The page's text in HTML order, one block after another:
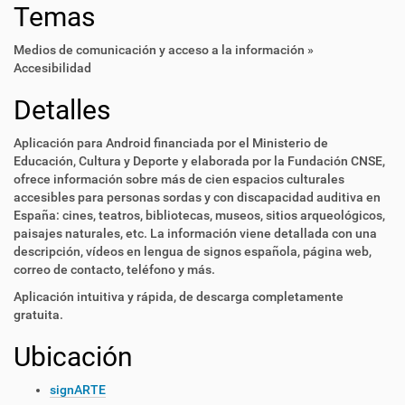
Temas
Medios de comunicación y acceso a la información »
Accesibilidad
Detalles
Aplicación para Android financiada por el Ministerio de
Educación, Cultura y Deporte y elaborada por la Fundación CNSE,
ofrece información sobre más de cien espacios culturales
accesibles para personas sordas y con discapacidad auditiva en
España: cines, teatros, bibliotecas, museos, sitios arqueológicos,
paisajes naturales, etc. La información viene detallada con una
descripción, vídeos en lengua de signos española, página web,
correo de contacto, teléfono y más.
Aplicación intuitiva y rápida, de descarga completamente
gratuita.
Ubicación
signARTE